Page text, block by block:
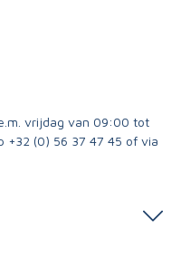
vrijdag van 09:00 tot
+32 (0) 56 37 47 45 of via